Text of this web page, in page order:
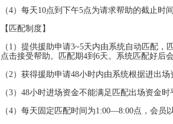
（4）每天10点到下午5点为请求帮助的截止
【匹配制度】
（1）提供援助申请3~5天内由系统自动匹配
点击接受帮助。匹配期4到6天。系统匹配好后
（2）获得援助申请48小时内由系统根据进出场
（3）48小时进场资金不能满足匹配出场资金
（4）每天固定匹配时间为1:00—8:00点，会